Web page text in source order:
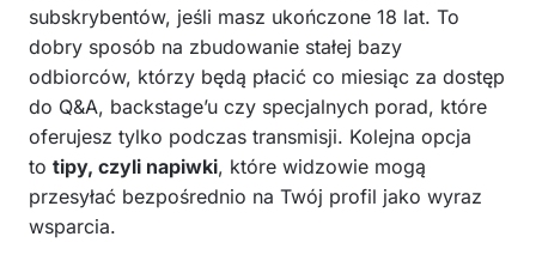
subskrybentów, jeśli masz ukończone 18 lat. To
dobry sposób na zbudowanie stałej bazy
odbiorców, którzy będą płacić co miesiąc za dostęp
do Q&A, backstage’u czy specjalnych porad, które
oferujesz tylko podczas transmisji. Kolejna opcja
to tipy, czyli napiwki, które widzowie mogą
przesyłać bezpośrednio na Twój profil jako wyraz
wsparcia.